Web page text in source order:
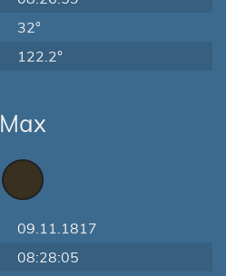
32°
122.2°
Max
09.11.1817
08:28:05